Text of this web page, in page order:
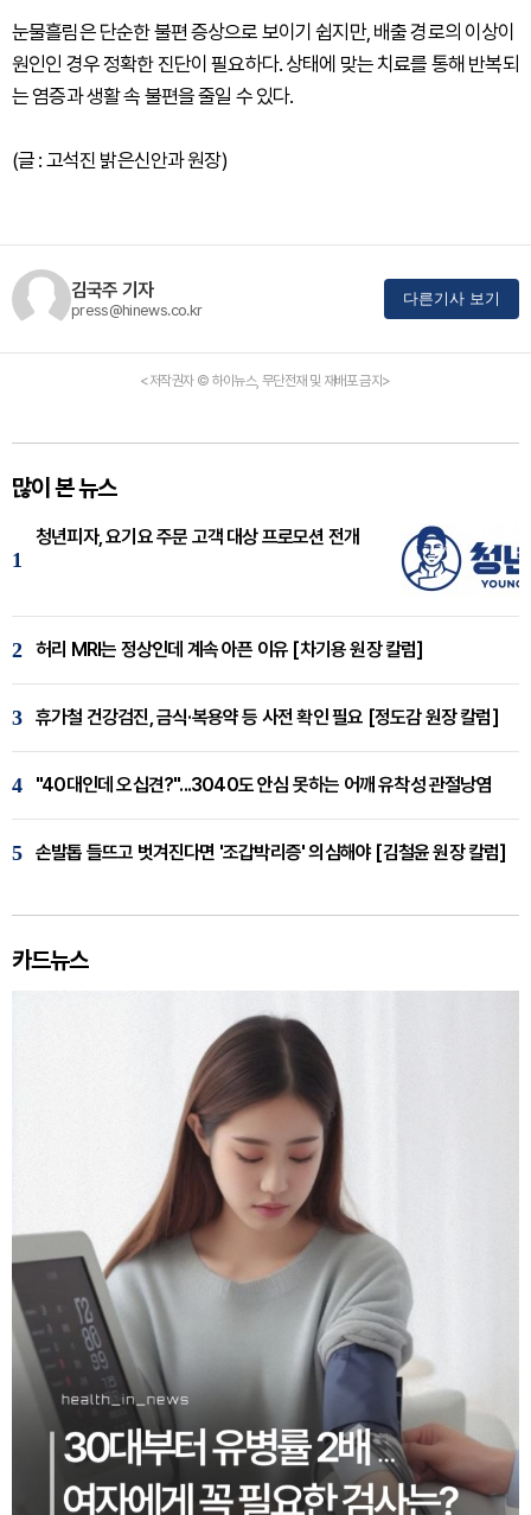
눈물흘림은 단순한 불편 증상으로 보이기 쉽지만, 배출 경로의 이상이
원인인 경우 정확한 진단이 필요하다. 상태에 맞는 치료를 통해 반복되
는 염증과 생활 속 불편을 줄일 수 있다.
(글 : 고석진 밝은신안과 원장)
김국주 기자
press@hinews.co.kr
다른기사 보기
<저작권자 © 하이뉴스, 무단전재 및 재배포 금지>
많이 본 뉴스
1
청년피자, 요기요 주문 고객 대상 프로모션 전개
2 허리 MRI는 정상인데 계속 아픈 이유 [차기용 원장 칼럼]
3 휴가철 건강검진, 금식·복용약 등 사전 확인 필요 [정도감 원장 칼럼]
4 "40대인데 오십견?"...3040도 안심 못하는 어깨 유착성 관절낭염
5 손발톱 들뜨고 벗겨진다면 '조갑박리증' 의심해야 [김철윤 원장 칼럼]
카드뉴스